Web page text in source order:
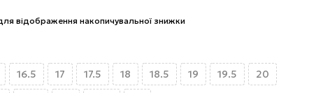
відображення накопичувальної знижки
16.5 17 17.5 18 18.5 19 19.5 20